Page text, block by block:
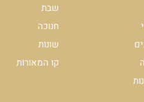
שבת
חנוכה
שונות
קו המאורות